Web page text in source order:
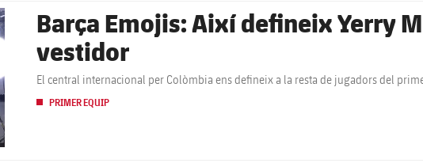
Barça Emojis: Així defineix Yerry
vestidor
El central internacional per Colòmbia ens defineix a la resta de jugadors del
PRIMER EQUIP